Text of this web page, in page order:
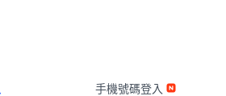
手機號碼登入